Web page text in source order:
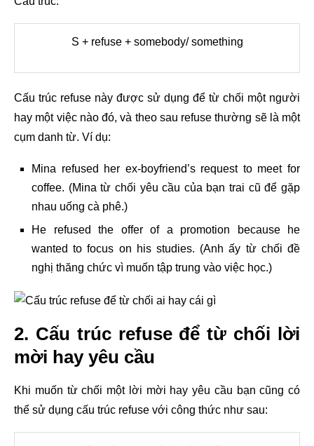
S + refuse + somebody/ something
Cấu trúc refuse này được sử dụng để từ chối một người
hay một việc nào đó, và theo sau refuse thường sẽ là một
cụm danh từ. Ví dụ:
Mina refused her ex-boyfriend’s request to meet for
coffee. (Mina từ chối yêu cầu của bạn trai cũ để gặp
nhau uống cà phê.)
He refused the offer of a promotion because he
wanted to focus on his studies. (Anh ấy từ chối đề
nghị thăng chức vì muốn tập trung vào việc học.)
2. Cấu trúc refuse để từ chối lời
mời hay yêu cầu
Khi muốn từ chối một lời mời hay yêu cầu bạn cũng có
thể sử dụng cấu trúc refuse với công thức như sau: